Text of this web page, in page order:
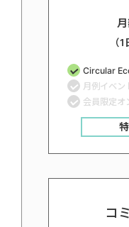
（
Circular
月例イベ
会員限定オ
コ